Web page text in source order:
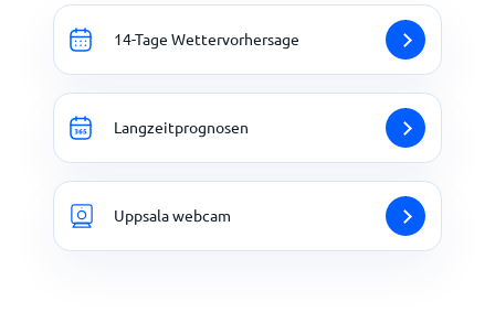
14-Tage Wettervorhersage
Langzeitprognosen
Uppsala webcam